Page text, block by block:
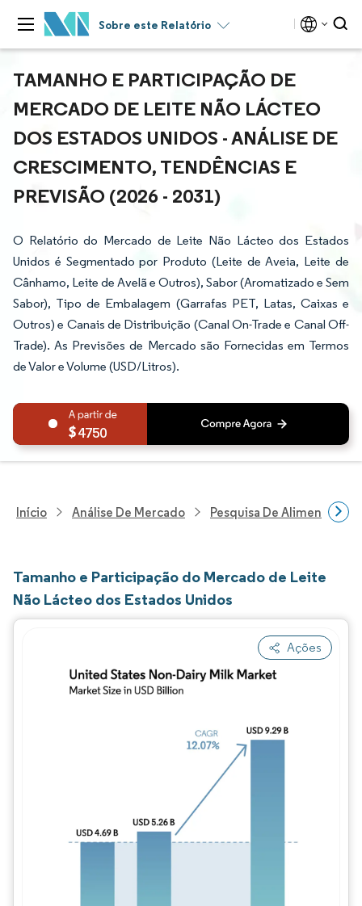
Sobre este Relatório
TAMANHO E PARTICIPAÇÃO DE
MERCADO DE LEITE NÃO LÁCTEO
DOS ESTADOS UNIDOS - ANÁLISE DE
CRESCIMENTO, TENDÊNCIAS E
PREVISÃO (2026 - 2031)
O Relatório do Mercado de Leite Não Lácteo dos Estados
Unidos é Segmentado por Produto (Leite de Aveia, Leite de
Cânhamo, Leite de Avelã e Outros), Sabor (Aromatizado e Sem
Sabor), Tipo de Embalagem (Garrafas PET, Latas, Caixas e
Outros) e Canais de Distribuição (Canal On-Trade e Canal Off-
Trade). As Previsões de Mercado são Fornecidas em Termos
de Valor e Volume (USD/Litros).
4750
Início Análise De Mercado Pesquisa De Alimentos E
Tamanho e Participação do Mercado de Leite
Não Lácteo dos Estados Unidos
Ações
Imagem © Mordor Intelligence. O reuso